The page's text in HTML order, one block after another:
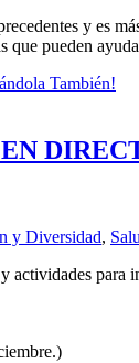
y es
que pueden
También!
y Diversidad,
actividades